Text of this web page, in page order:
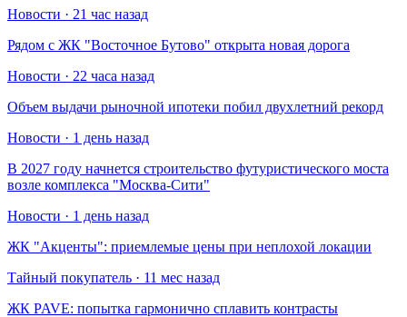
Новости · 21 час назад
Рядом с ЖК "Восточное Бутово" открыта новая дорога
Новости · 22 часа назад
Объем выдачи рыночной ипотеки побил двухлетний рекорд
Новости · 1 день назад
В 2027 году начнется строительство футуристического моста
возле комплекса "Москва-Сити"
Новости · 1 день назад
​ЖК "Акценты": приемлемые цены при неплохой локации
Тайный покупатель · 11 мес назад
​ЖК PAVE: попытка гармонично сплавить контрасты